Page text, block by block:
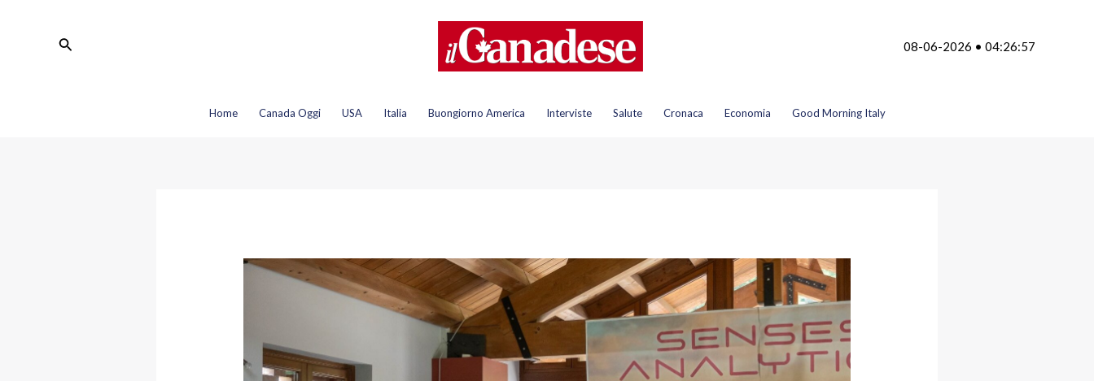
Cerca 08-06-2026 • 04:26:57
Home Canada Oggi USA Italia Buongiorno America Interviste Salute Cronaca Economia Good Morning Italy